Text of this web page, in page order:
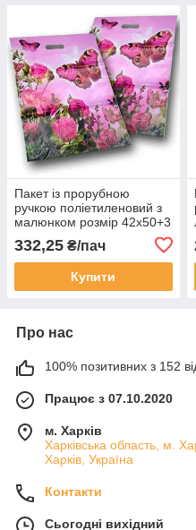
Пакет із прорубною
ручкою поліетиленовий з
малюнком розмір 42х50+3
"Метелик" ХВГ 25 шт/уп.
332,25 ₴/пач
Купити
Про нас
100% позитивних з 152
Працює з 07.10.2020
м. Харків
Харківська область, м.
Харків, Україна
Контакти
Сьогодні вихідний